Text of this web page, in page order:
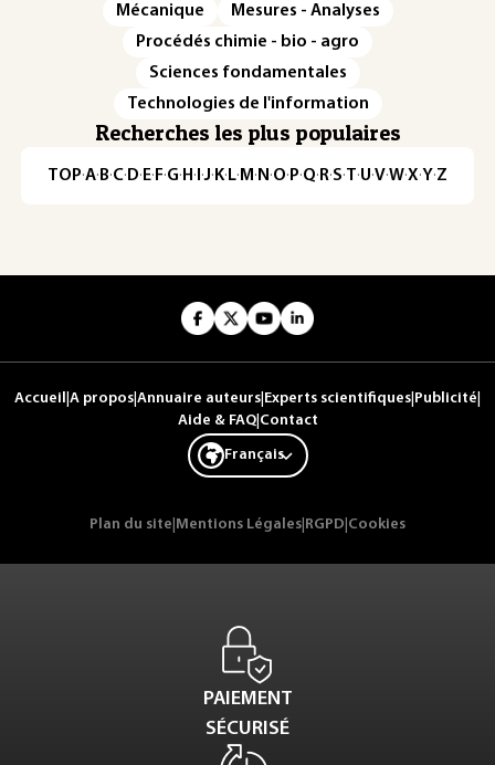
Mécanique
Mesures - Analyses
Procédés chimie - bio - agro
Sciences fondamentales
Technologies de l'information
Recherches les plus populaires
TOP·A·B·C· D· E· F·G· H · ·J· K· L· M · N ·O· P·Q· R·S·T·U·V·W·X·Y·Z
Accueil A propos Annuaire auteurs Experts scientifiques Publicité
Aide & FAQ| Contact
Français
Plan du site Mentions Légales RGPD Cookies
PAIEMENT
SÉCURISÉ